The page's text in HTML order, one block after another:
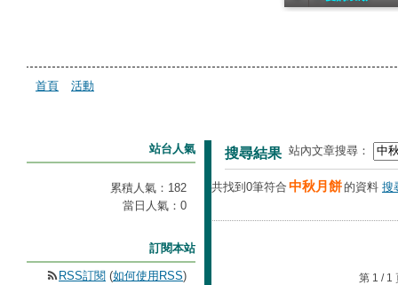
首頁 活動
搜尋結果 站內文章搜尋：
共找到0筆符合 中秋月餅 的資料 搜
第 1 /
站台人氣
累積人氣： 182
當日人氣： 0
訂閱本站
RSS訂閱 (如何使用RSS)